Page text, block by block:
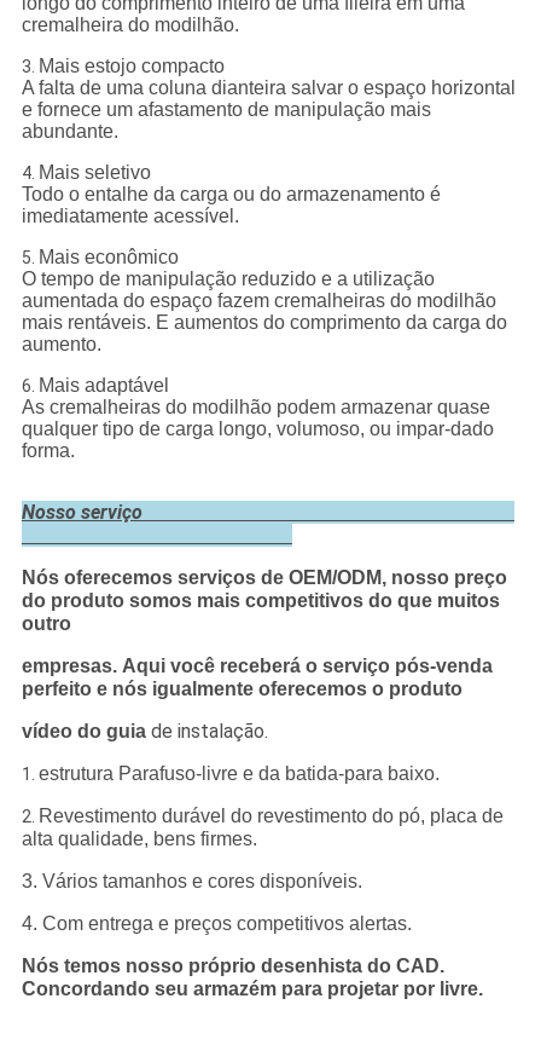
cremalheira do modilhão.
3. Mais estojo compacto
A falta de uma coluna dianteira salvar o espaço horizontal
e fornece um afastamento de manipulação mais
abundante.
4. Mais seletivo
Todo o entalhe da carga ou do armazenamento é
imediatamente acessível.
5. Mais econômico
O tempo de manipulação reduzido e a utilização
aumentada do espaço fazem cremalheiras do modilhão
mais rentáveis. E aumentos do comprimento da carga do
aumento.
6. Mais adaptável
As cremalheiras do modilhão podem armazenar quase
qualquer tipo de carga longo, volumoso, ou impar-dado
forma.
Nosso serviço
Nós oferecemos serviços de OEM/ODM, nosso preço
do produto somos mais competitivos do que muitos
outro
empresas. Aqui você receberá o serviço pós-venda
perfeito e nós igualmente oferecemos o produto
vídeo do guiade instalação.
1. estrutura Parafuso-livre e da batida-para baixo.
2. Revestimento durável do revestimento do pó, placa de
alta qualidade, bens firmes.
3. Vários tamanhos e cores disponíveis.
4. Com entrega e preços competitivos alertas.
Nós temos nosso próprio desenhista do CAD.
Concordando seu armazém para projetar por livre.